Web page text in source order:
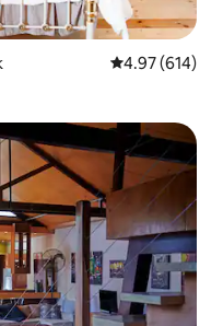
Calificación
4.97 (614)